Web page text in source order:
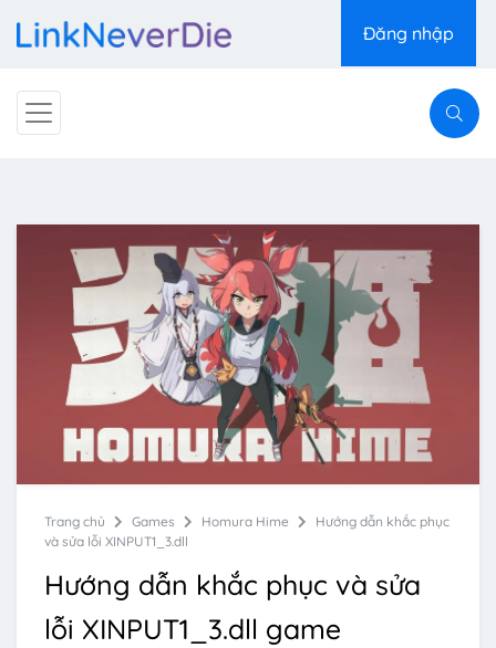
Đăng nhập
Trang chủ Games Homura Hime
Hướng dẫn khắc phục
và sửa lỗi XINPUT1_3.dll
Hướng dẫn khắc phục và sửa
lỗi XINPUT1_3.dll game